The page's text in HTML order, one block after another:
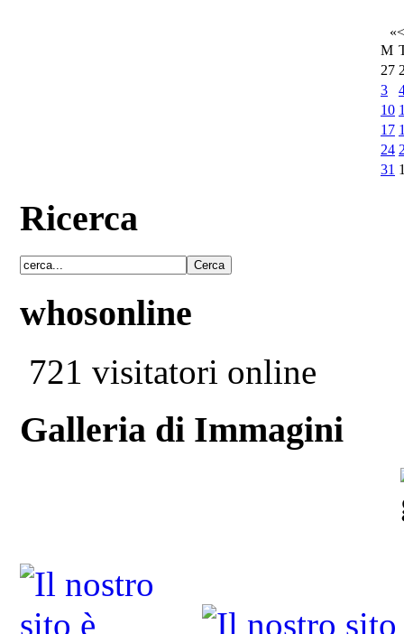
«<
M
27
3
10
17
24
31
Ricerca
whosonline
721 visitatori online
Galleria di Immagini